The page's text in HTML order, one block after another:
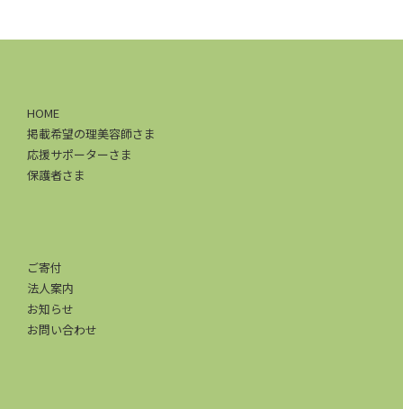
HOME
掲載希望の理美容師さま
応援サポーターさま
保護者さま
ご寄付
法人案内
お知らせ
お問い合わせ